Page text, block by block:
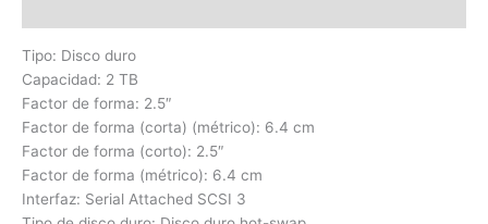
Tipo: Disco duro
Capacidad: 2 TB
Factor de forma: 2.5″
Factor de forma (corta) (métrico): 6.4 cm
Factor de forma (corto): 2.5″
Factor de forma (métrico): 6.4 cm
Interfaz: Serial Attached SCSI 3